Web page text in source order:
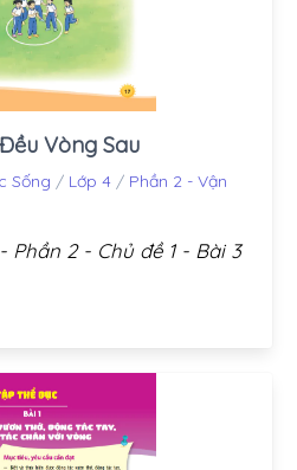
Vòng Sau
Sống / Lớp 4 / Phần 2 - Vận
Phần 2 - Chủ đề 1 - Bài 3